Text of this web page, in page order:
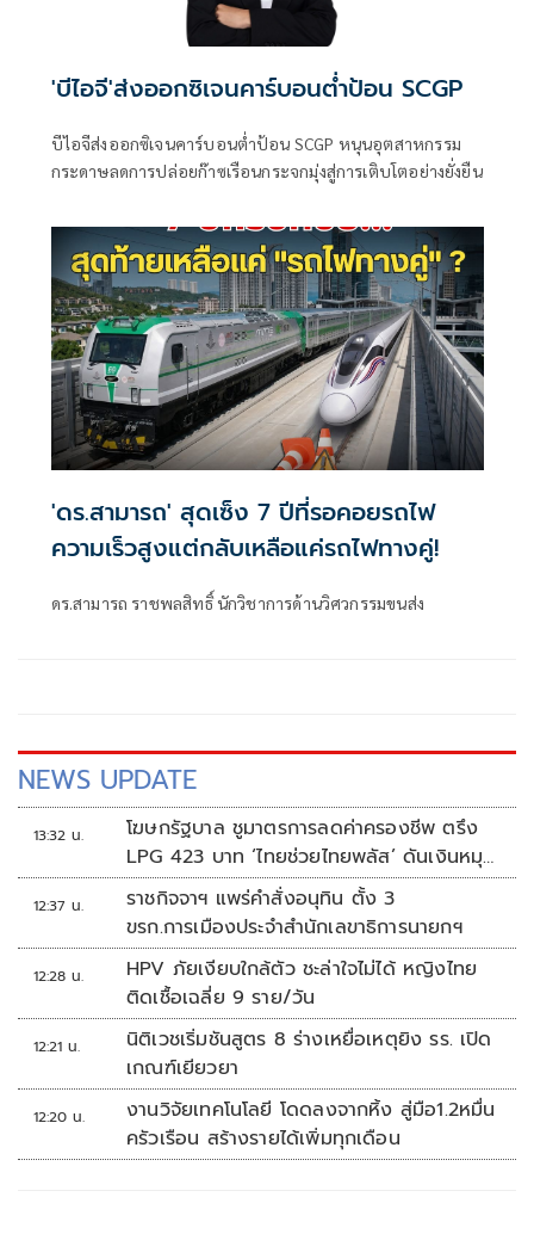
'บีไอจี'ส่งออกซิเจนคาร์บอนต่ำป้อน SCGP
บีไอจีส่งออกซิเจนคาร์บอนต่ำป้อน SCGP หนุนอุตสาหกรรม
กระดาษลดการปล่อยก๊าซเรือนกระจกมุ่งสู่การเติบโตอย่างยั่งยืน
'ดร.สามารถ' สุดเซ็ง 7 ปีที่รอคอยรถไฟ
ความเร็วสูงแต่กลับเหลือแค่รถไฟทางคู่!
ดร.สามารถ ราชพลสิทธิ์ นักวิชาการด้านวิศวกรรมขนส่ง
NEWS UPDATE
13:32 น.
โฆษกรัฐบาล ชูมาตรการลดค่าครองชีพ ตรึง
LPG 423 บาท ‘ไทยช่วยไทยพลัส’ ดันเงินหมุน
แสนล้าน
12:37 น.
ราชกิจจาฯ แพร่คำสั่งอนุทิน ตั้ง 3
ขรก.การเมืองประจำสำนักเลขาธิการนายกฯ
12:28 น.
HPV ภัยเงียบใกล้ตัว ชะล่าใจไม่ได้ หญิงไทย
ติดเชื้อเฉลี่ย 9 ราย/วัน
12:21 น.
นิติเวชเริ่มชันสูตร 8 ร่างเหยื่อเหตุยิง รร. เปิด
เกณฑ์เยียวยา
12:20 น.
งานวิจัยเทคโนโลยี โดดลงจากหิ้ง สู่มือ1.2หมื่น
ครัวเรือน สร้างรายได้เพิ่มทุกเดือน